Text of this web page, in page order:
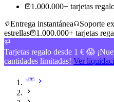
1.000.000+ tarjetas
Entrega instantánea
Soporte
estrellas
1.000.000+ tarjetas
Tarjetas regalo desde 1 € 😱
cantidades limitadas! Ver